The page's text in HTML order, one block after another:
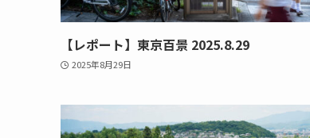
【レポート】東京百景 2025.8.29
2025年8月29日